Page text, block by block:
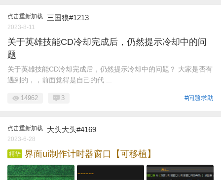
点击重新加载 三国狼#1213
2023-8-11
关于英雄技能CD冷却完成后，仍然提示冷却中的问
题
关于英雄技能CD冷却完成后，仍然提示冷却中的问题？ 大家是否有
遇到的，，前面觉得是自己的代 ...
#问题求助
14962 3
点击重新加载 大头大头#4169
2023-6-28
精华 界面ui制作计时器窗口【可移植】